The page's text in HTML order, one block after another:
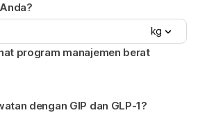
kg
program manajemen berat
dengan GIP dan GLP-1?